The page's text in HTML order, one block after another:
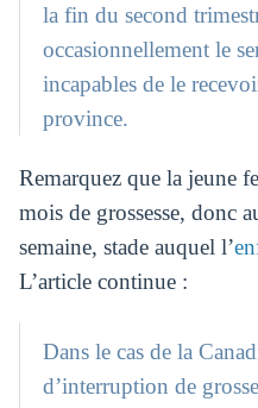
la fin du second
occasionnellement le
incapables de le
province.
Remarquez que la jeune
mois de grossesse, donc
semaine, stade auquel l’
L’article continue :
Dans le cas de la
d’interruption de